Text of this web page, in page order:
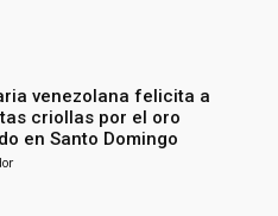
venezolana felicita a
criollas por el oro
en Santo Domingo